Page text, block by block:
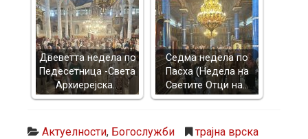
Двеветта недела по
Педесетница -Света
Архиерејска…
Седма недела по
Пасха (Недела на
Светите Отци на…
Актуелности, Богослужби трајна врска